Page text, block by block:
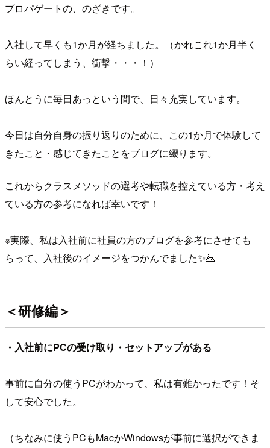
プロパゲートの、のざきです。
入社して早くも1か月が経ちました。（かれこれ1か月半く
らい経ってしまう、衝撃・・・！）
ほんとうに毎日あっという間で、日々充実しています。
今日は自分自身の振り返りのために、この1か月で体験して
きたこと・感じてきたことをブログに綴ります。
これからクラスメソッドの選考や転職を控えている方・考え
ている方の参考になれば幸いです！
※実際、私は入社前に社員の方のブログを参考にさせても
らって、入社後のイメージをつかんでました✨🙇
＜研修編＞
・入社前にPCの受け取り・セットアップがある
事前に自分の使うPCがわかって、私は有難かったです！そ
して安心でした。
（ちなみに使うPCもMacかWindowsが事前に選択ができま